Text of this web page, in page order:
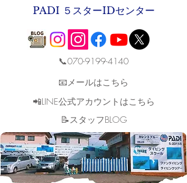
PADI ５スターIDセンター
📞070-9199-4140
📧メールはこちら
📲LINE公式アカウントはこちら
​📝スタッフBLOG